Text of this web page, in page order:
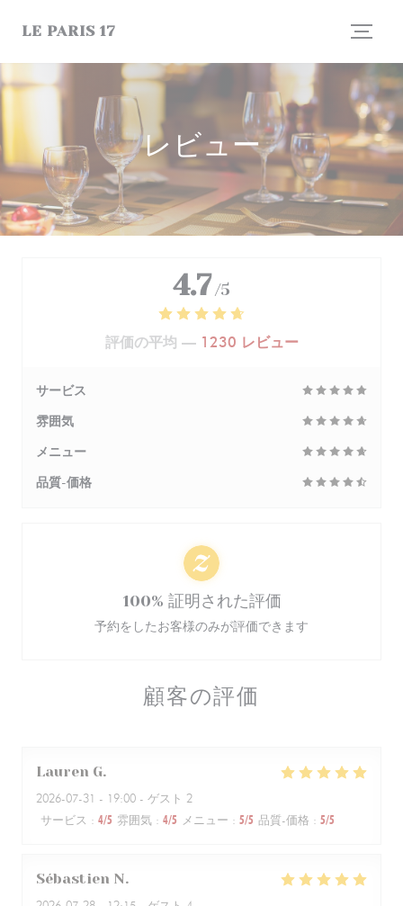
LE PARIS 17
レビュー
顧客の評価
Lauren G
2026-07-31 - 19:00 - ゲスト 2
サービス : 4/5 雰囲気 : 4/5 メニュー : 5/5 品質-価格 : 5/5
Sébastien N
4.7 /5
評価の平均 — 1230 レビュー
サービス
雰囲気
メニュー
品質-価格
100% 証明された評価
予約をしたお客様のみが評価できます